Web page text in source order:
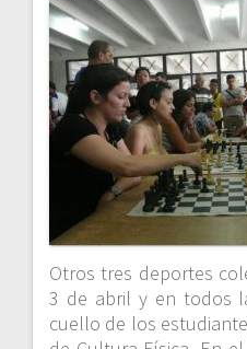
Otros tres deportes
3 de abril y en todos
cuello de los